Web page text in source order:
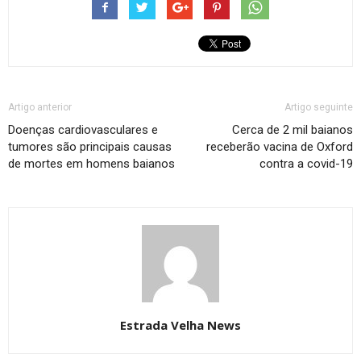
Artigo anterior
Doenças cardiovasculares e
tumores são principais causas
de mortes em homens baianos
Artigo seguinte
Cerca de 2 mil baianos
receberão vacina de Oxford
contra a covid-19
Estrada Velha News